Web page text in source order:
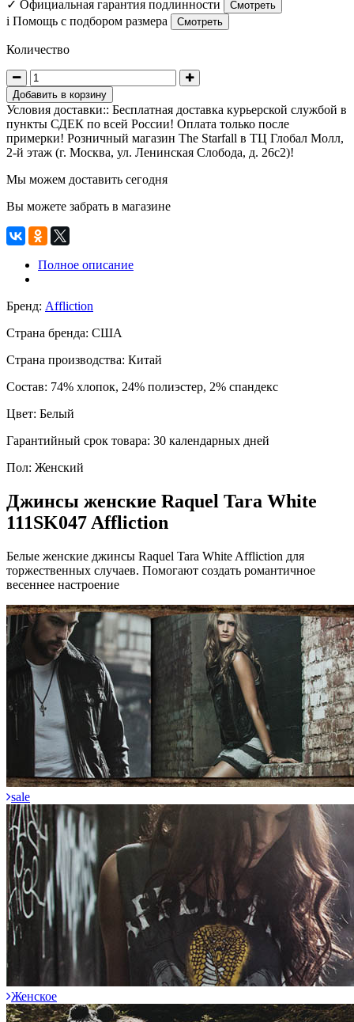
✓ Официальная гарантия подлинности Смотреть
i Помощь с подбором размера Смотреть
Количество
Добавить в корзину
Условия доставки:: Бесплатная доставка курьерской службой в
пункты СДЕК по всей России! Оплата только после
примерки! Розничный магазин The Starfall в ТЦ Глобал Молл,
2-й этаж (г. Москва, ул. Ленинская Слобода, д. 26с2)!
Мы можем доставить сегодня
Вы можете забрать в магазине
Полное описание
Бренд: Affliction
Страна бренда: США
Страна производства: Китай
Состав: 74% хлопок, 24% полиэстер, 2% спандекс
Цвет: Белый
Гарантийный срок товара: 30 календарных дней
Пол: Женский
Джинсы женские Raquel Tara White
111SK047 Affliction
Белые женские джинсы Raquel Tara White Affliction для
торжественных случаев. Помогают создать романтичное
весеннее настроение
sale
Женское